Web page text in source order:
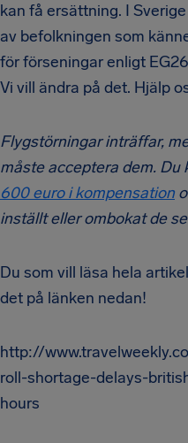
kan få ersättning. I
av befolkningen som
för förseningar enligt
Vi vill ändra på det. Hjälp
Flygstörningar inträffar,
måste acceptera dem. Du
600 euro i kompensation
inställt eller ombokat de
Du som vill läsa hela
det på länken nedan!
http://
roll-shortage-delays-
hours